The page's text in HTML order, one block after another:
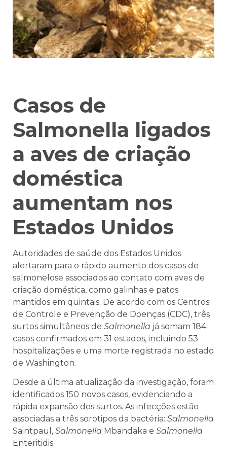
Casos de
Salmonella ligados
a aves de criação
doméstica
aumentam nos
Estados Unidos
Autoridades de saúde dos Estados Unidos
alertaram para o rápido aumento dos casos de
salmonelose associados ao contato com aves de
criação doméstica, como galinhas e patos
mantidos em quintais. De acordo com os Centros
de Controle e Prevenção de Doenças (CDC), três
surtos simultâneos de Salmonella já somam 184
casos confirmados em 31 estados, incluindo 53
hospitalizações e uma morte registrada no estado
de Washington.
Desde a última atualização da investigação, foram
identificados 150 novos casos, evidenciando a
rápida expansão dos surtos. As infecções estão
associadas a três sorotipos da bactéria: Salmonella
Saintpaul, Salmonella Mbandaka e Salmonella
Enteritidis.